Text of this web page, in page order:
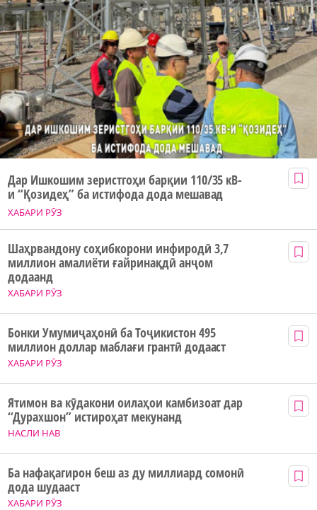
ХАБАРИ РӮЗ
Дар Ишкошим зеристгоҳи барқии 110/35 кВ-
и “Қозидеҳ” ба истифода дода мешавад
ХАБАРИ РӮЗ
Шаҳрвандону соҳибкорони инфиродӣ 3,7
миллион амалиёти ғайринақдӣ анҷом
додаанд
ХАБАРИ РӮЗ
Бонки Умумиҷаҳонӣ ба Тоҷикистон 495
миллион доллар маблағи грантӣ додааст
НАСЛИ НАВ
Ятимон ва кӯдакони оилаҳои камбизоат дар
“Дурахшон” истироҳат мекунанд
ХАБАРИ РӮЗ
Ба нафақагирон беш аз ду миллиард сомонӣ
дода шудааст